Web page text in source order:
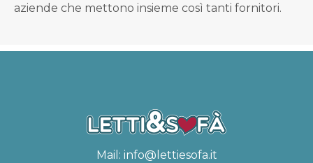
aziende che mettono insieme così tanti fornitori.
Mail: info@lettiesofa.it